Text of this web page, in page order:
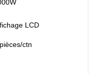
LCD
ctn